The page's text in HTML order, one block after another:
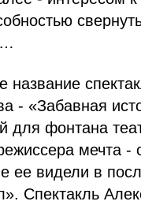
- «Забавная
для фонтана
мечта -
ее видели в
Спектакль